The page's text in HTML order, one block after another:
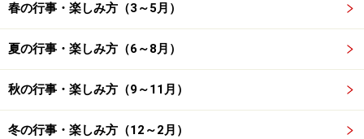
ひな人形にとって“湿気”は大敵。雨の日は湿気が多く片
づけには不向きなため、天気の良い日にしまいましょ
う。
わが子の分身ともいえるひな人形ですから、優しく丁寧
春の行事・楽しみ方（3～5月）
夏の行事・楽しみ方（6～8月）
秋の行事・楽しみ方（9～11月）
冬の行事・楽しみ方（12～2月）